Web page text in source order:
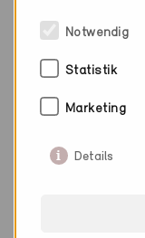
Firma
Kanton
Notwendig
Statistik
Marketing
Details